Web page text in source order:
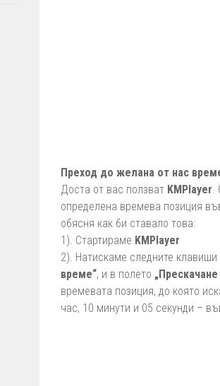
Преход до желана от нас
Доста от вас ползват KMPlayer.
определена времева позиция
обясня как би ставало това:
1). Стартираме KMPlayer
2). Натискаме следните клавиши
време“, и в полето
времевата позиция, до която
час, 10 минути и 05 секунди –